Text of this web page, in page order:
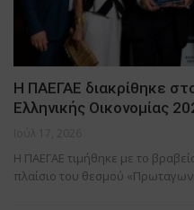
Η ΠΑΕΓΑΕ διακρίθηκε
Ελληνικής Οικονομίας
Η ΠΑΕΓΑΕ τιμήθηκε με το
πλαίσιο του θεσμού